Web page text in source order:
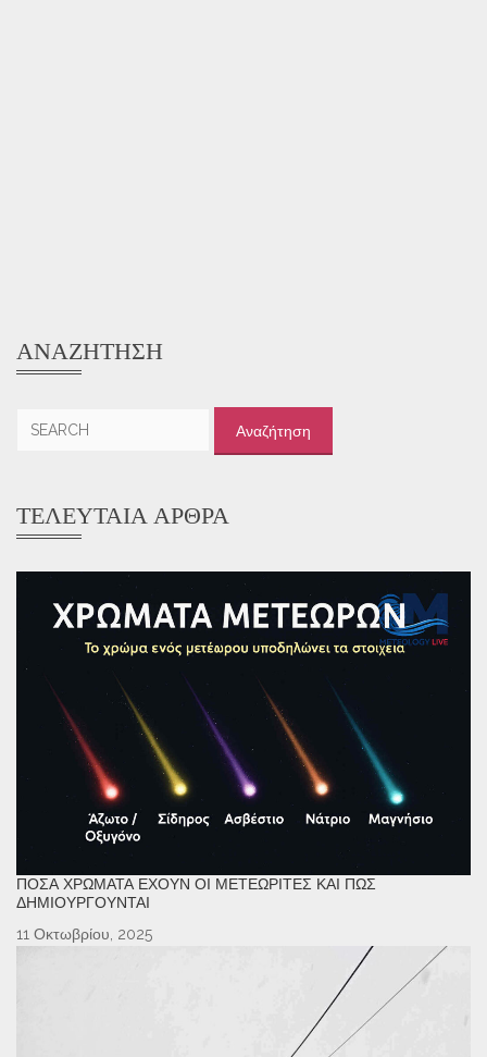
ΑΝΑΖΉΤΗΣΗ
ΤΕΛΕΥΤΑΊΑ ΆΡΘΡΑ
ΠΌΣΑ ΧΡΏΜΑΤΑ ΈΧΟΥΝ ΟΙ ΜΕΤΕΩΡΊΤΕΣ ΚΑΙ ΠΏΣ
ΔΗΜΙΟΥΡΓΟΎΝΤΑΙ
11 Οκτωβρίου, 2025